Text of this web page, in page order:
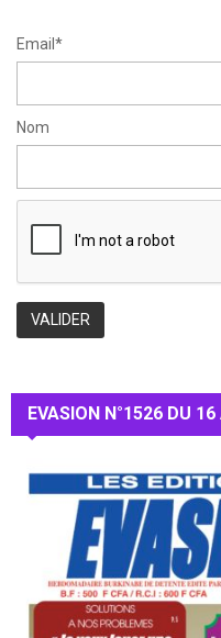
Email*
Nom
EVASION N°1526 DU